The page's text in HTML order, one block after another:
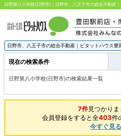
日野市、八王子市の総合不動産｜ピタットハウス豊
現在の検索条件
日野第八小学校(日野市)の検索結果一覧
7件見つかりま
会員登録をすると全403件
今すぐ見る